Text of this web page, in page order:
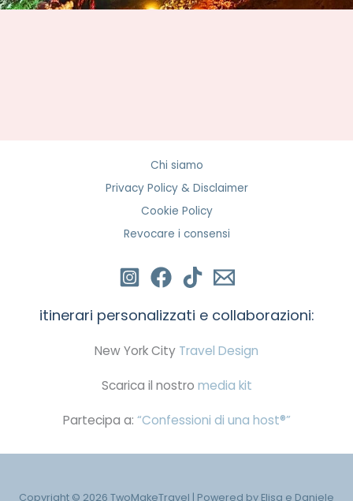
Chi siamo
Privacy Policy & Disclaimer
Cookie Policy
Revocare i consensi
itinerari personalizzati e collaborazioni:
New York City Travel Design
Scarica il nostro media kit
Partecipa a: “Confessioni di una host®”
Copyright © 2026 TwoMakeTravel | Powered by Elisa e Daniele